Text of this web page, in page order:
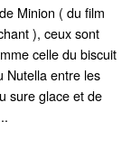
Minion ( du film
), ceux sont
celle du biscuit
Nutella entre les
sure glace et de